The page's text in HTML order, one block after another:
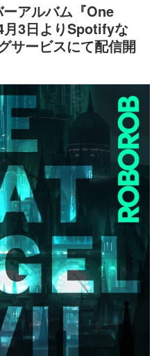
ーアルバム『One
3日よりSpotifyな
サービスにて配信開